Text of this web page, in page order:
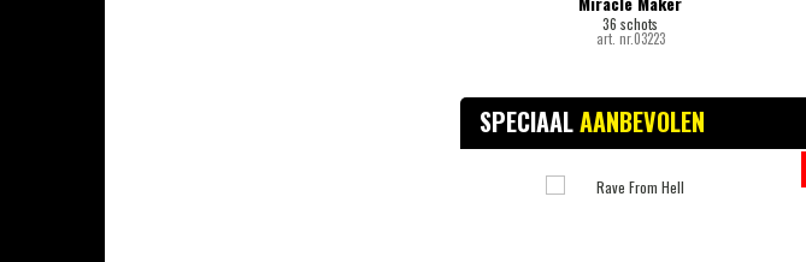
36 schots
art. nr.03223
SPECIAALAANBEVOLEN